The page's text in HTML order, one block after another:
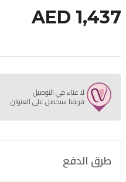
AED 1,437
لا عناء في التوصيل
فريقنا سيحصل على العنوان
طرق الدفع